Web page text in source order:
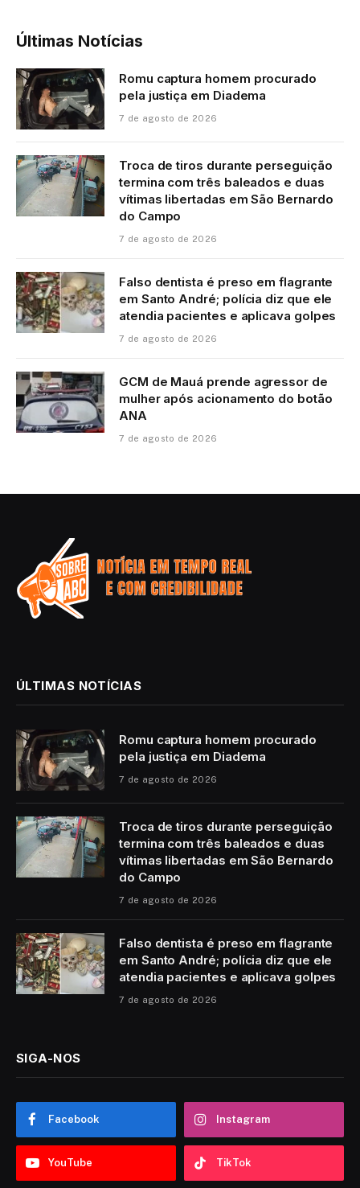
Últimas Notícias
Romu captura homem procurado
pela justiça em Diadema
7 de agosto de 2026
Troca de tiros durante perseguição
termina com três baleados e duas
vítimas libertadas em São Bernardo
do Campo
7 de agosto de 2026
Falso dentista é preso em flagrante
em Santo André; polícia diz que ele
atendia pacientes e aplicava golpes
7 de agosto de 2026
GCM de Mauá prende agressor de
mulher após acionamento do botão
ANA
7 de agosto de 2026
ÚLTIMAS NOTÍCIAS
Romu captura homem procurado
pela justiça em Diadema
7 de agosto de 2026
Troca de tiros durante perseguição
termina com três baleados e duas
vítimas libertadas em São Bernardo
do Campo
7 de agosto de 2026
Falso dentista é preso em flagrante
em Santo André; polícia diz que ele
atendia pacientes e aplicava golpes
7 de agosto de 2026
SIGA-NOS
Facebook Instagram
YouTube TikTok